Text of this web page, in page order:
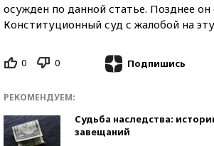
осужден по данной статье. Позднее он
Конституционный суд с жалобой на
0 0 Подпишись
РЕКОМЕНДУЕМ:
Судьба наследства:
завещаний